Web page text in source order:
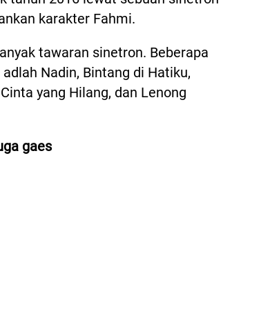
karakter Fahmi.
tawaran sinetron. Beberapa
Nadin, Bintang di Hatiku,
yang Hilang, dan Lenong
gaes